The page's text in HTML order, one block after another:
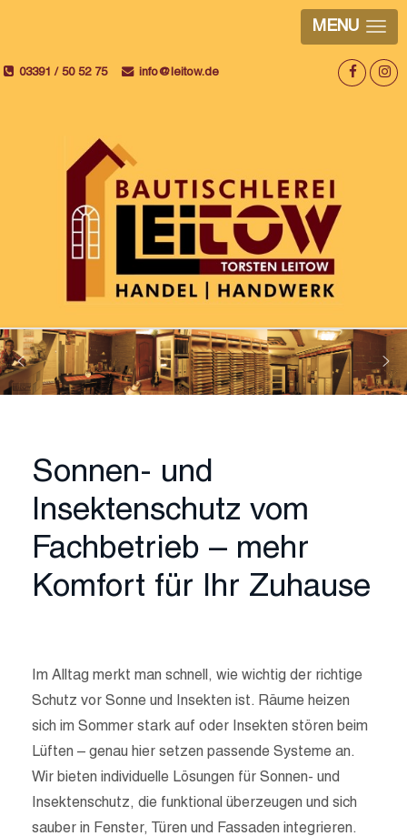
MENU
03391 / 50 52 75 info@leitow.de
Sonnen- und
Insektenschutz vom
Fachbetrieb – mehr
Komfort für Ihr Zuhause
Im Alltag merkt man schnell, wie wichtig der richtige
Schutz vor Sonne und Insekten ist. Räume heizen
sich im Sommer stark auf oder Insekten stören beim
Lüften – genau hier setzen passende Systeme an.
Wir bieten individuelle Lösungen für Sonnen- und
Insektenschutz, die funktional überzeugen und sich
sauber in Fenster, Türen und Fassaden integrieren.